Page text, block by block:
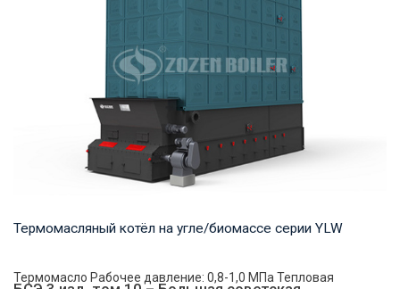
Термомасляный котёл на угле/биомассе серии YLW
Термомасло Рабочее давление: 0,8-1,0 МПа Тепловая